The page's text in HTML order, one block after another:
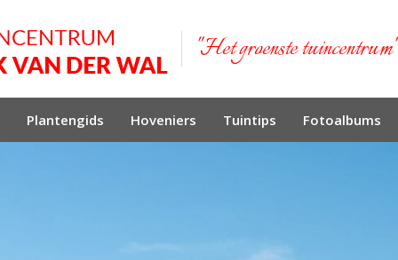
"Het groenste tuincentrum"
Plantengids Hoveniers Tuintips Fotoalbums